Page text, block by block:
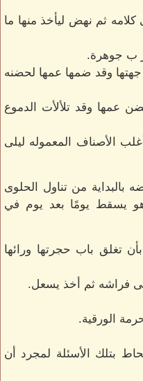
ثم نهض ليأخذ منها ما
ب جوهرة.
جهتها وقد ضمها عمها لحضنه
عمها وقد تلألأت الدموع
الأصناف المعموله ليلى
بالبداية من تناول الحلوى
هو يسقط يومًا بعد يوم في
تغلق باب حجرتها ورائها
فراشه ثم أخذ يسعل.
الورقية.
بتلك الأسئلة لمجرد أن